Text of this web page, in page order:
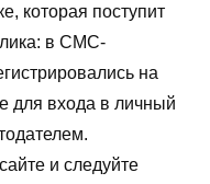
которая поступит
в СМС-
на
для входа в личный
и следуйте